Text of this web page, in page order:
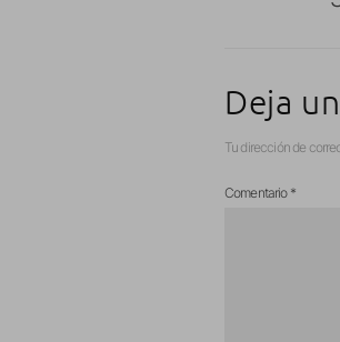
Deja
Tu dirección de
Comentario *